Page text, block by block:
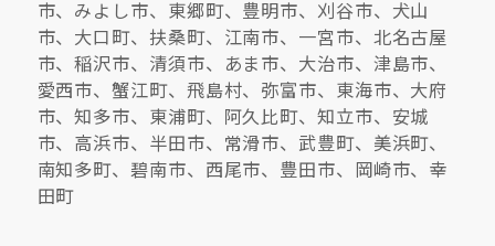
市、みよし市、東郷町、豊明市、刈谷市、犬山
市、大口町、扶桑町、江南市、一宮市、北名古屋
市、稲沢市、清須市、あま市、大治市、津島市、
愛西市、蟹江町、飛島村、弥富市、東海市、大府
市、知多市、東浦町、阿久比町、知立市、安城
市、高浜市、半田市、常滑市、武豊町、美浜町、
南知多町、碧南市、西尾市、豊田市、岡崎市、幸
田町